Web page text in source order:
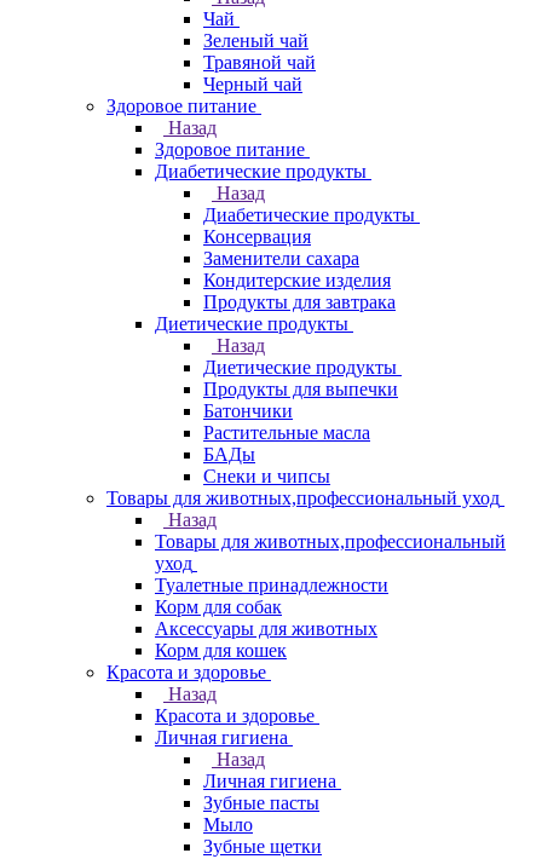
Чай
Зеленый чай
Травяной чай
Черный чай
Здоровое питание
Назад
Здоровое питание
Диабетические продукты
Назад
Диабетические продукты
Консервация
Заменители сахара
Кондитерские изделия
Продукты для завтрака
Диетические продукты
Назад
Диетические продукты
Продукты для выпечки
Батончики
Растительные масла
БАДы
Снеки и чипсы
Товары для животных,профессиональный уход
Назад
Товары для животных,профессиональный
уход
Туалетные принадлежности
Корм для собак
Аксессуары для животных
Корм для кошек
Красота и здоровье
Назад
Красота и здоровье
Личная гигиена
Назад
Личная гигиена
Зубные пасты
Мыло
Зубные щетки